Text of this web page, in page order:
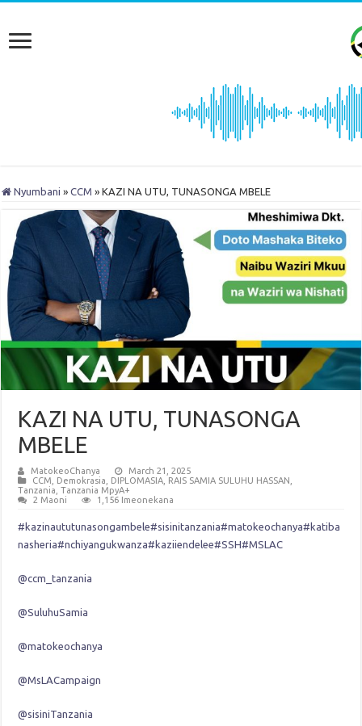
Nyumbani » CCM » KAZI NA UTU, TUNASONGA MBELE
KAZI NA UTU, TUNASONGA
MBELE
MatokeoChanya
March 21, 2025
CCM
Demokrasia DIPLOMASIA RAIS SAMIA SULUHU HASSAN
Tanzania ,Tanzania MpyA+
2 Maoni
1,156 Imeonekana
#kazinaututunasongambele#sisinitanzania#matokeochanya#katiba
nasheria#nchiyangukwanza#kaziiendelee#SSH#MSLAC
@ccm_tanzania
@SuluhuSamia
@matokeochanya
@MsLACampaign
@sisiniTanzania